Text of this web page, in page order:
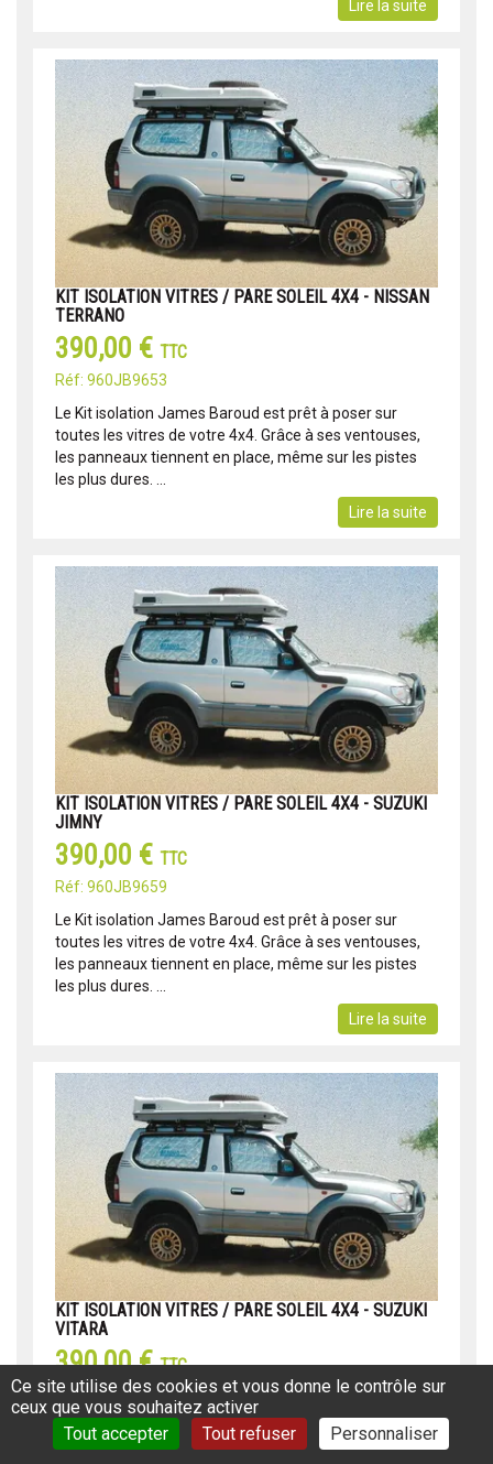
Lire la suite
KIT ISOLATION VITRES / PARE SOLEIL 4X4 - NISSAN
TERRANO
390,00 € TTC
Réf: 960JB9653
Le Kit isolation James Baroud est prêt à poser sur
toutes les vitres de votre 4x4. Grâce à ses ventouses,
les panneaux tiennent en place, même sur les pistes
les plus dures. ...
Lire la suite
KIT ISOLATION VITRES / PARE SOLEIL 4X4 - SUZUKI
JIMNY
390,00 € TTC
Réf: 960JB9659
Le Kit isolation James Baroud est prêt à poser sur
toutes les vitres de votre 4x4. Grâce à ses ventouses,
les panneaux tiennent en place, même sur les pistes
les plus dures. ...
Lire la suite
KIT ISOLATION VITRES / PARE SOLEIL 4X4 - SUZUKI
VITARA
390,00 €TTC
Réf: 960JB9660
Le Kit isolation James Baroud est prêt à poser sur
toutes les vitres de votre 4x4. Grâce à ses ventouses,
Ce site utilise des cookies et vous donne le contrôle sur
ceux que vous souhaitez activer
Tout accepter
Tout refuser Personnaliser